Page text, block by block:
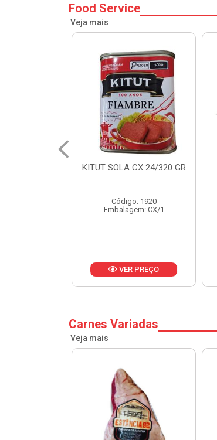
Food Service
Veja mais
MOLHO VERDE D'AJUDA
Código: 13751
Embalagem: CX/1
VER PREÇO
Carnes Variadas
Veja mais